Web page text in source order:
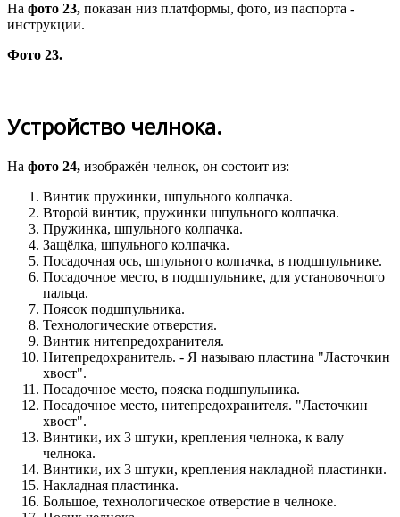
На фото 23, показан низ платформы, фото, из паспорта -
инструкции.
Фото 23.
Устройство челнока.
На фото 24, изображён челнок, он состоит из:
Винтик пружинки, шпульного колпачка.
Второй винтик, пружинки шпульного колпачка.
Пружинка, шпульного колпачка.
Защёлка, шпульного колпачка.
Посадочная ось, шпульного колпачка, в подшпульнике.
Посадочное место, в подшпульнике, для установочного
пальца.
Поясок подшпульника.
Технологические отверстия.
Винтик нитепредохранителя.
Нитепредохранитель. - Я называю пластина "Ласточкин
хвост".
Посадочное место, пояска подшпульника.
Посадочное место, нитепредохранителя. "Ласточкин
хвост".
Винтики, их 3 штуки, крепления челнока, к валу
челнока.
Винтики, их 3 штуки, крепления накладной пластинки.
Накладная пластинка.
Большое, технологическое отверстие в челноке.